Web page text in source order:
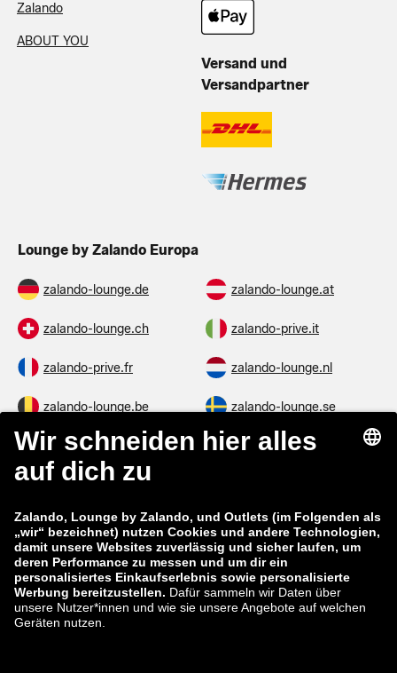
Zalando
ABOUT YOU
Versand und
Versandpartner
Lounge by Zalando Europa
zalando-lounge.de zalando-lounge.at
zalando-lounge.ch zalando-prive.it
zalando-prive.fr zalando-lounge.nl
zalando-lounge.be zalando-lounge.se
zalando-lounge.fi zalando-lounge.dk
zalando-lounge.co.uk
zalando-prive.es zalando-lounge.cz
zalando-lounge.lt zalando-lounge.sk
zalando-lounge.ro zalando-lounge.hr